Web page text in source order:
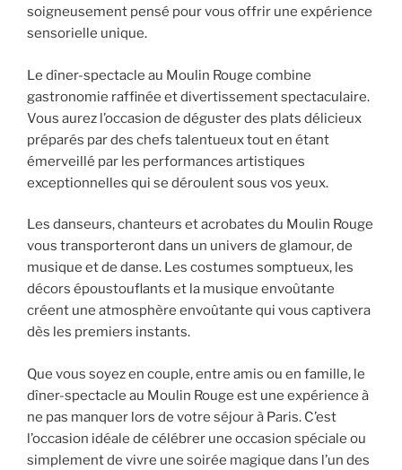
soigneusement pensé pour vous offrir une expérience
sensorielle unique.
Le dîner-spectacle au Moulin Rouge combine
gastronomie raffinée et divertissement spectaculaire.
Vous aurez l’occasion de déguster des plats délicieux
préparés par des chefs talentueux tout en étant
émerveillé par les performances artistiques
exceptionnelles qui se déroulent sous vos yeux.
Les danseurs, chanteurs et acrobates du Moulin Rouge
vous transporteront dans un univers de glamour, de
musique et de danse. Les costumes somptueux, les
décors époustouflants et la musique envoûtante
créent une atmosphère envoûtante qui vous captivera
dès les premiers instants.
Que vous soyez en couple, entre amis ou en famille, le
dîner-spectacle au Moulin Rouge est une expérience à
ne pas manquer lors de votre séjour à Paris. C’est
l’occasion idéale de célébrer une occasion spéciale ou
simplement de vivre une soirée magique dans l’un des